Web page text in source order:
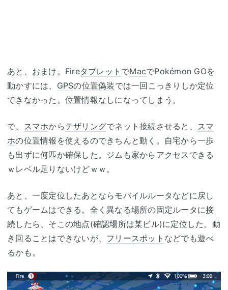
あと、おまけ。Fireタブレット でMacでPokémon GOを
動かすには、 GPSの位置偽装では一回こっきりしか定位
できなかった。位置情報なしになってしまう。
で、 スマホからテザリングでネット接続させると、
スマ
ホの位置情報を使えるのできちんと動く。自宅から一歩
も出ずに何匹か確保した。ジムも家からアクセスできる
ｗレベル足りないけどｗｗ。
あと、一度定位したあとならモバイルルータなどに戻し
てもゲームはできる。全く異なる場所の固定ルータに接
続したら、そこの地点(確認場所は某ビル)に定位した。動
き回ることはできないが、 フリースポット などでも遊べ
るかも。